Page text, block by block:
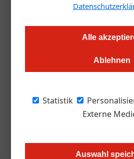
Alle
Ablehnen
Statistik
Externe
Auswahl
sein Beratungsportfolio. Aber das ist
Visionen (vorne, von links
Martin Selinger, Markus
Klaus Buttenhauser und